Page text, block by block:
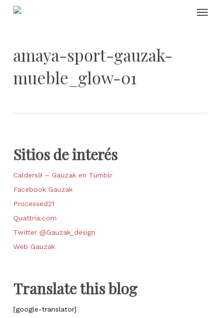
Skip
amaya-sport-gauzak-
mueble_glow-01
Sitios de interés
Calders9 – Gauzak en Tumblr
Facebook Gauzak
Processed21
Quattria.com
Twitter @Gauzak_design
Web Gauzak
Translate this blog
[google-translator]